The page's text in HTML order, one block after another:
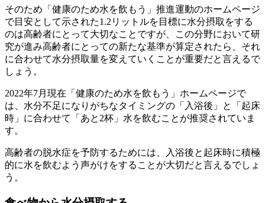
そのため「健康のため水を飲もう」推進運動のホームページ
で目安として示された1.2リットルを目標に水分摂取をする
のは高齢者にとって大切なことですが、この分野において研
究が進み高齢者にとっての新たな基準が算定されたら、それ
に合わせて水分摂取量を変えていくことが重要だと言えるで
しょう。
2022年7月現在「健康のため水を飲もう」ホームページで
は、水分不足になりがちなタイミングの「入浴後」と「起床
時」に合わせて「あと2杯」水を飲むことが推奨されていま
す。
高齢者の脱水症を予防するためには、入浴後と起床時に積極
的に水を飲むよう声がけをすることが大切だと言えるでしょ
う。